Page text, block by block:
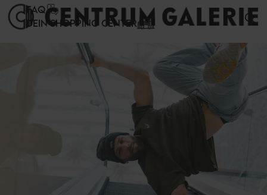
FAQ
DEIN SHOPPING CENTER
Cookie-Einstellungen